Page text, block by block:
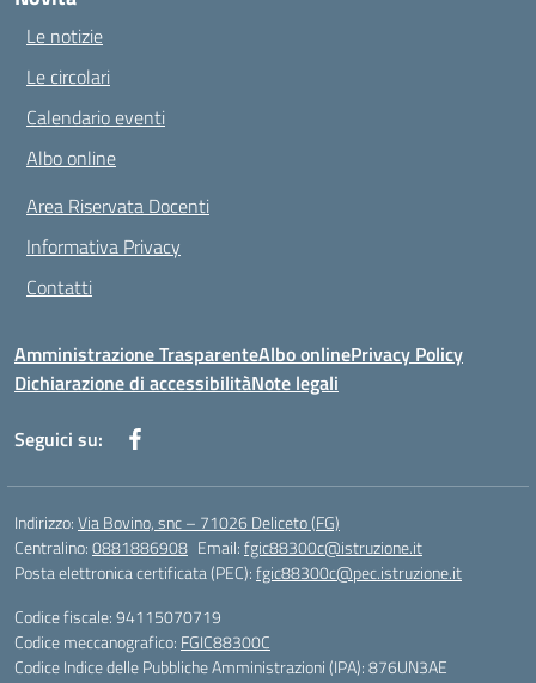
Le notizie
Le circolari
Calendario eventi
Albo online
Area Riservata Docenti
Informativa Privacy
Contatti
Amministrazione TrasparenteAlbo onlinePrivacy Policy
Dichiarazione di accessibilitàNote legali
Seguici su:
Indirizzo:Via Bovino, snc – 71026 Deliceto (FG)
Centralino:0881886908 Email:fgic88300c@istruzione.it
Posta elettronica certificata (PEC):fgic88300c@pec.istruzione.it
Codice fiscale: 94115070719
Codice meccanografico: FGIC88300C
Codice Indice delle Pubbliche Amministrazioni (IPA): 876UN3AE